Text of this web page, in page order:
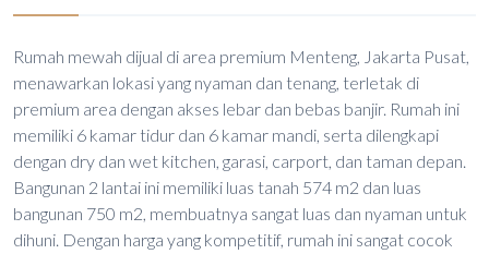
Rumah mewah dijual di area premium Menteng, Jakarta Pusat,
menawarkan lokasi yang nyaman dan tenang, terletak di
premium area dengan akses lebar dan bebas banjir. Rumah ini
memiliki 6 kamar tidur dan 6 kamar mandi, serta dilengkapi
dengan dry dan wet kitchen, garasi, carport, dan taman depan.
Bangunan 2 lantai ini memiliki luas tanah 574 m2 dan luas
bangunan 750 m2, membuatnya sangat luas dan nyaman untuk
dihuni. Dengan harga yang kompetitif, rumah ini sangat cocok